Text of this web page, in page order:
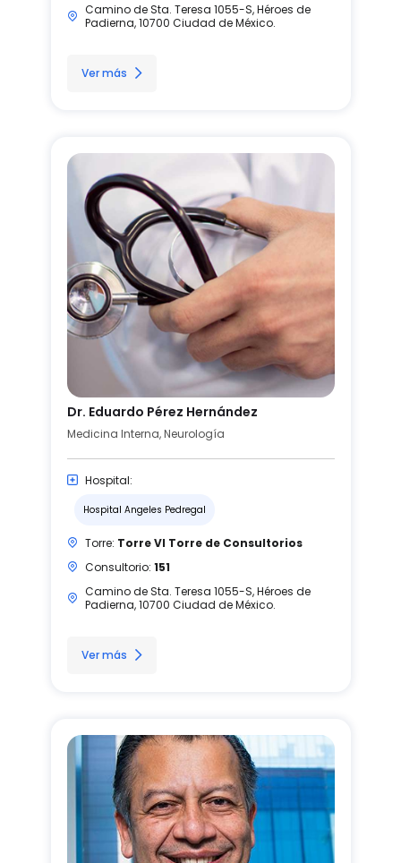
Camino de Sta. Teresa 1055-S, Héroes de
Padierna, 10700 Ciudad de México.
Ver más
Dr. Eduardo Pérez Hernández
Medicina Interna, Neurología
Hospital:
Hospital Angeles Pedregal
Torre: Torre VI Torre de Consultorios
Consultorio: 151
Camino de Sta. Teresa 1055-S, Héroes de
Padierna, 10700 Ciudad de México.
Ver más